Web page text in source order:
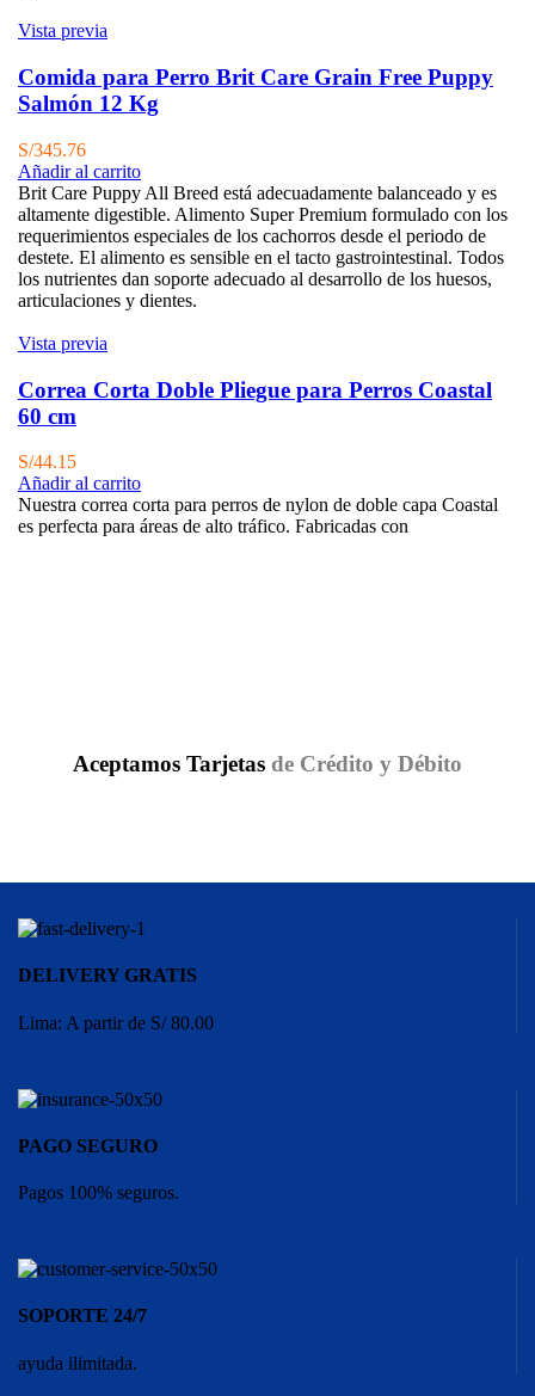
Vista previa
Comida para Perro Brit Care Grain Free Puppy
Salmón 12 Kg
S/345.76
Añadir al carrito
Brit Care Puppy All Breed está adecuadamente balanceado y es
altamente digestible. Alimento Super Premium formulado con los
requerimientos especiales de los cachorros desde el periodo de
destete. El alimento es sensible en el tacto gastrointestinal. Todos
los nutrientes dan soporte adecuado al desarrollo de los huesos,
articulaciones y dientes.
Vista previa
Correa Corta Doble Pliegue para Perros Coastal
60 cm
S/44.15
Añadir al carrito
Nuestra correa corta para perros de nylon de doble capa Coastal
es perfecta para áreas de alto tráfico. Fabricadas con
Aceptamos Tarjetas de Crédito y Débito
DELIVERY GRATIS
Lima: A partir de S/ 80.00
PAGO SEGURO
Pagos 100% seguros.
SOPORTE 24/7
ayuda ilimitada.